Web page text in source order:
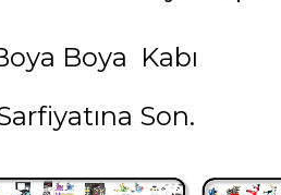
Boya Kabı
Son.